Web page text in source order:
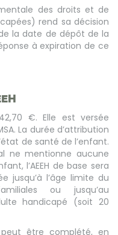
des droits et de
rend sa décision
la date de dépôt de la
à expiration de ce
€. Elle est versée
La durée d’attribution
de santé de l’enfant.
ne mentionne aucune
l’AEEH de base sera
jusqu’à l’âge limite du
ou jusqu’au
handicapé (soit 20
peut être complété, en